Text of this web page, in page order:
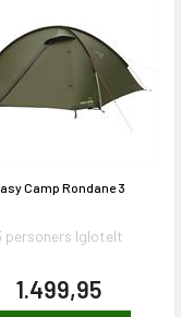
Camp Rondane 3
personers Iglotelt
1.499,95